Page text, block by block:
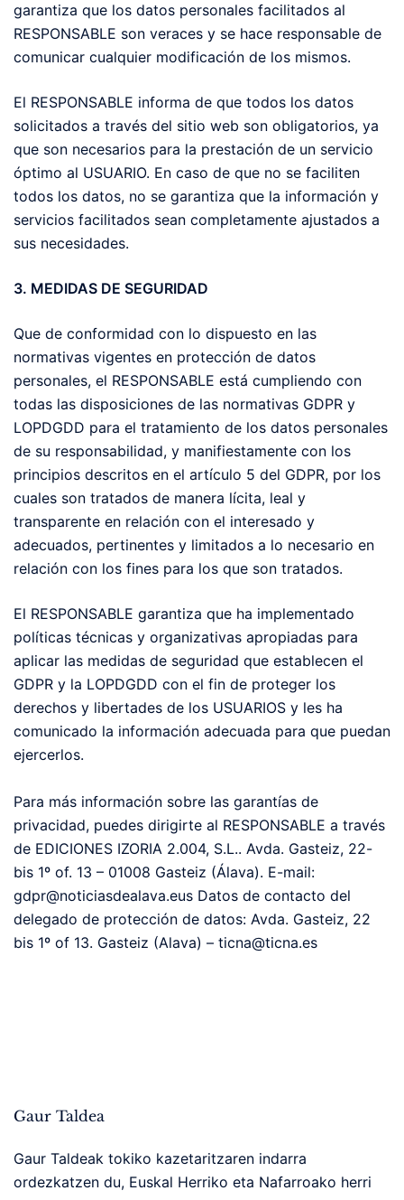
garantiza que los datos personales facilitados al
RESPONSABLE son veraces y se hace responsable de
comunicar cualquier modificación de los mismos.
El RESPONSABLE informa de que todos los datos
solicitados a través del sitio web son obligatorios, ya
que son necesarios para la prestación de un servicio
óptimo al USUARIO. En caso de que no se faciliten
todos los datos, no se garantiza que la información y
servicios facilitados sean completamente ajustados a
sus necesidades.
3. MEDIDAS DE SEGURIDAD
Que de conformidad con lo dispuesto en las
normativas vigentes en protección de datos
personales, el RESPONSABLE está cumpliendo con
todas las disposiciones de las normativas GDPR y
LOPDGDD para el tratamiento de los datos personales
de su responsabilidad, y manifiestamente con los
principios descritos en el artículo 5 del GDPR, por los
cuales son tratados de manera lícita, leal y
transparente en relación con el interesado y
adecuados, pertinentes y limitados a lo necesario en
relación con los fines para los que son tratados.
El RESPONSABLE garantiza que ha implementado
políticas técnicas y organizativas apropiadas para
aplicar las medidas de seguridad que establecen el
GDPR y la LOPDGDD con el fin de proteger los
derechos y libertades de los USUARIOS y les ha
comunicado la información adecuada para que puedan
ejercerlos.
Para más información sobre las garantías de
privacidad, puedes dirigirte al RESPONSABLE a través
de EDICIONES IZORIA 2.004, S.L.. Avda. Gasteiz, 22-
bis 1º of. 13 – 01008 Gasteiz (Álava). E-mail:
gdpr@noticiasdealava.eus Datos de contacto del
delegado de protección de datos: Avda. Gasteiz, 22
bis 1º of 13. Gasteiz (Alava) – ticna@ticna.es
Gaur Taldea
Gaur Taldeak tokiko kazetaritzaren indarra
ordezkatzen du, Euskal Herriko eta Nafarroako herri